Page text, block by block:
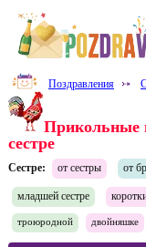
Поздравления ⤐
Прикольные
сестре
Сестре: от сестры от
младшей сестре
троюродной двойняшке